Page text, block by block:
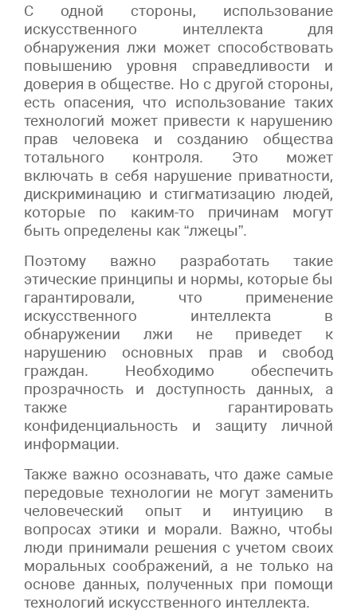
С одной стороны, использование
искусственного интеллекта для
обнаружения лжи может способствовать
повышению уровня справедливости и
доверия в обществе. Но с другой стороны,
есть опасения, что использование таких
технологий может привести к нарушению
прав человека и созданию общества
тотального контроля. Это может
включать в себя нарушение приватности,
дискриминацию и стигматизацию людей,
которые по каким-то причинам могут
быть определены как “лжецы”.
Поэтому важно разработать такие
этические принципы и нормы, которые бы
гарантировали, что применение
искусственного интеллекта в
обнаружении лжи не приведет к
нарушению основных прав и свобод
граждан. Необходимо обеспечить
прозрачность и доступность данных, а
также гарантировать
конфиденциальность и защиту личной
информации.
Также важно осознавать, что даже самые
передовые технологии не могут заменить
человеческий опыт и интуицию в
вопросах этики и морали. Важно, чтобы
люди принимали решения с учетом своих
моральных соображений, а не только на
основе данных, полученных при помощи
технологий искусственного интеллекта.